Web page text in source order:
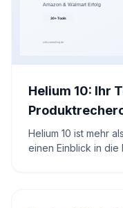
Helium 10: Ihr
Helium 10 ist mehr
einen Einblick in die